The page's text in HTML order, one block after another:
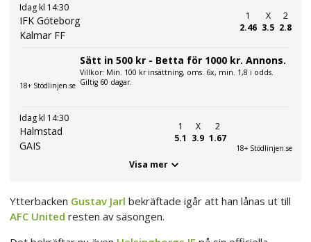
Idag kl 14:30
IFK Göteborg
Kalmar FF
1
2.46
X
3.5
2
2.8
18+ Stödlinjen.se
Sätt in 500 kr - Betta för 1000 kr. Annons.
Villkor: Min. 100 kr insättning, oms. 6x, min. 1,8 i odds.
Giltig 60 dagar.
Idag kl 14:30
Halmstad
GAIS
1
5.1
X
3.9
2
1.67
18+ Stödlinjen.se
Visa mer
Ytterbacken Gustav Jarl bekräftade igår att han lånas ut till
AFC United resten av säsongen.